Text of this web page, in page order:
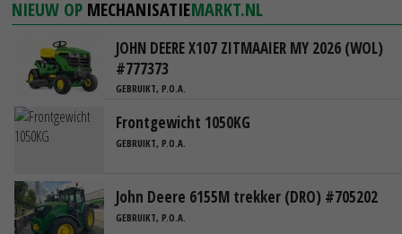
NIEUW OP MECHANISATIEMARKT.NL
JOHN DEERE X107 ZITMAAIER MY 2026 (WOL)
#777373
GEBRUIKT, P.O.A.
Frontgewicht 1050KG
GEBRUIKT, P.O.A.
John Deere 6155M trekker (DRO) #705202
GEBRUIKT, P.O.A.